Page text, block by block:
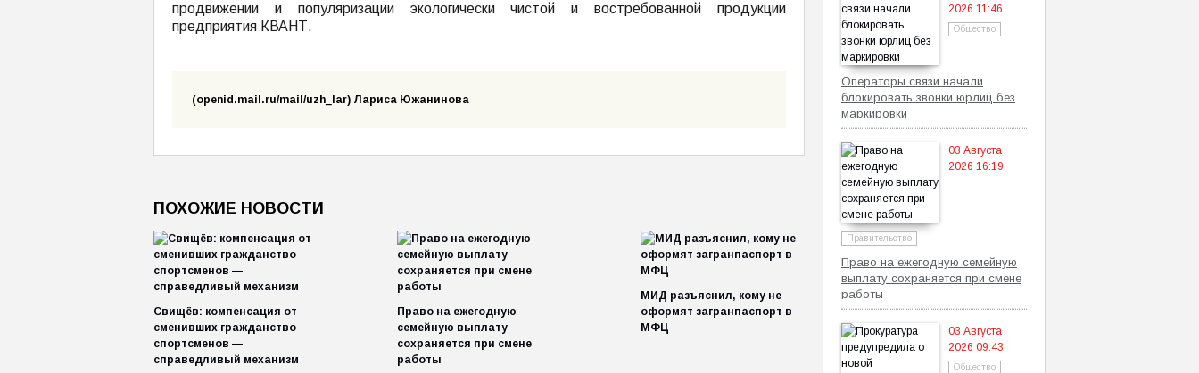
продвижении и популяризации экологически чистой и востребованной продукции
предприятия КВАНТ.
(openid.mail.ru/mail/uzh_lar) Лариса Южанинова
ПОХОЖИЕ НОВОСТИ
Свищёв: компенсация от
сменивших гражданство
спортсменов —
справедливый механизм
Право на ежегодную
семейную выплату
сохраняется при смене
работы
МИД разъяснил, кому не
оформят загранпаспорт в
МФЦ
2026 11:46
Общество
Операторы связи начали
блокировать звонки юрлиц без
маркировки
03 Августа
2026 16:19
Правительство
Право на ежегодную семейную
выплату сохраняется при смене
работы
03 Августа
2026 09:43
Общество